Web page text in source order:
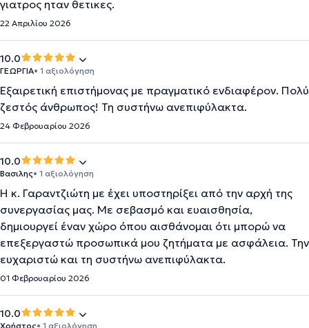
γιατρος ηταν θετικες.
22 Απριλίου 2026
10.0
ΓΕΩΡΓΙΑ• 1 αξιολόγηση
Εξαιρετική επιστήμονας με πραγματικό ενδιαφέρον. Πολύ
ζεστός άνθρωπος! Τη συστήνω ανεπιφύλακτα.
24 Φεβρουαρίου 2026
10.0
Βασιλης• 1 αξιολόγηση
Η κ. Γαραντζιώτη με έχει υποστηρίξει από την αρχή της
συνεργασίας μας. Με σεβασμό και ευαισθησία,
δημιουργεί έναν χώρο όπου αισθάνομαι ότι μπορώ να
επεξεργαστώ προσωπικά μου ζητήματα με ασφάλεια. Την
ευχαριστώ και τη συστήνω ανεπιφύλακτα.
01 Φεβρουαρίου 2026
10.0
Χρήστος• 1 αξιολόγηση